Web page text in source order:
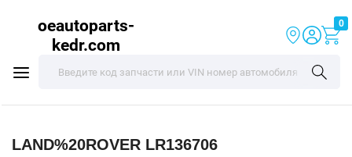
oeautoparts-
kedr.com
0
LAND%20ROVER LR136706